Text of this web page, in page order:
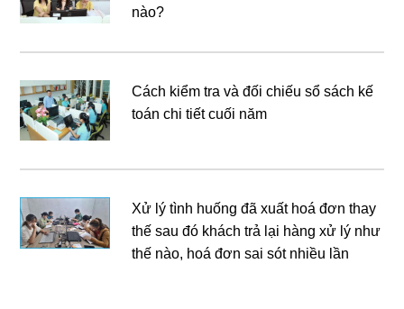
nào?
Cách kiểm tra và đối chiếu sổ sách kế
toán chi tiết cuối năm
Xử lý tình huống đã xuất hoá đơn thay
thế sau đó khách trả lại hàng xử lý như
thế nào, hoá đơn sai sót nhiều lần